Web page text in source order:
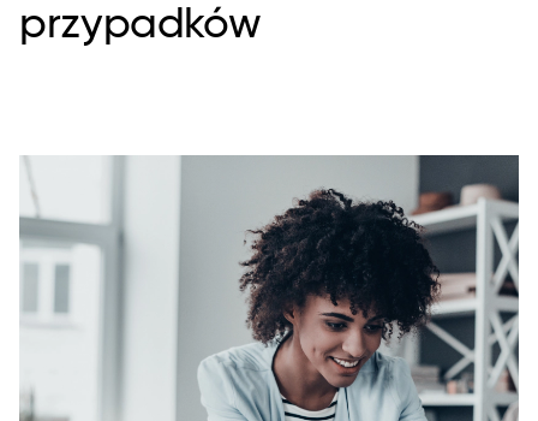
przypadków